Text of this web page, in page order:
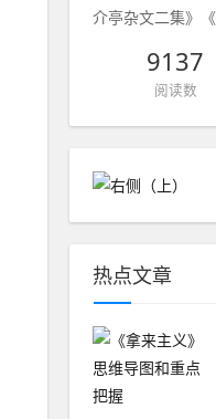
介亭杂文二集》
9137
阅读数
热点文章